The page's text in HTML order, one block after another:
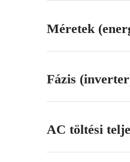
Méretek
Fázis
AC töltési